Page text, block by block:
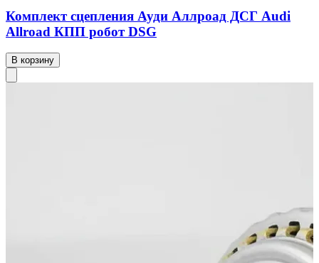
Комплект сцепления Ауди Аллроад ДСГ Audi
Allroad КПП робот DSG
В корзину